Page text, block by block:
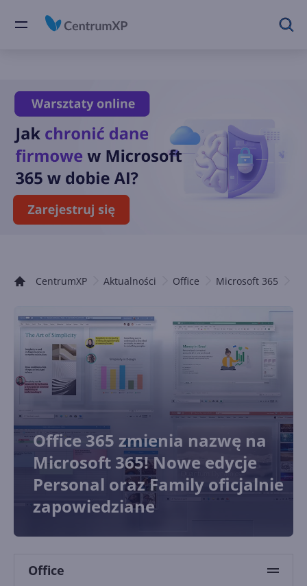
CentrumXP Aktualności Office Microsoft 365
Office 365 zmienia nazwę na
Microsoft 365! Nowe edycje
Personal oraz Family oficjalnie
zapowiedziane
Office